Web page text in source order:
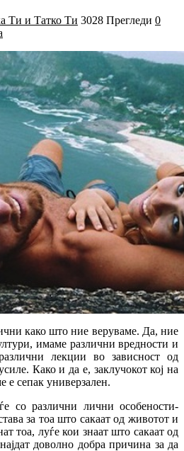
Ти и Татко Ти 3028 Прегледи 0
како што ние веруваме. Да, ние
имаме различни вредности и
лекции во зависност од
Како и да е, заклучокот кој на
е сепак универзален.
со различни лични особености-
за тоа што сакаат од животот и
тоа, луѓе кои знаат што сакаат од
доволно добра причина за да